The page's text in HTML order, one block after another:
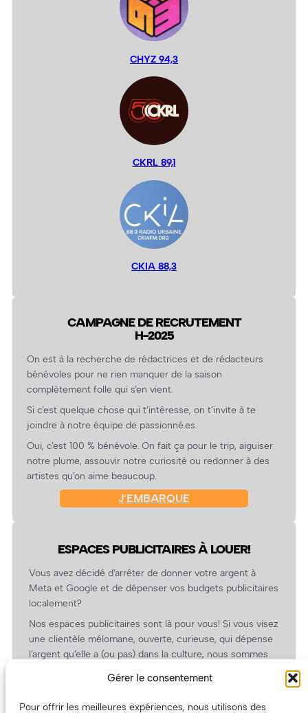
Gérer le consentement
Pour offrir les meilleures expériences, nous utilisons des
CHYZ 94,3
CKRL 89,1
CKIA 88,3
CAMPAGNE DE RECRUTEMENT
H-2025
On est à la recherche de rédactrices et de rédacteurs
bénévoles pour ne rien manquer de la saison
complètement folle qui s’en vient.
Si c’est quelque chose qui t’intéresse, on t’invite à te
joindre à notre équipe de passionné.es.
Oui, c’est 100 % bénévole. On fait ça pour le trip, aiguiser
notre plume, assouvir notre curiosité ou redonner à des
artistes qu’on aime beaucoup.
J’EMBARQUE
ESPACES PUBLICITAIRES À LOUER!
Vous avez décidé d’arrêter de donner votre argent à
Meta et Google et de dépenser vos budgets publicitaires
localement?
Nos espaces publicitaires sont là pour vous! Si vous visez
une clientèle mélomane, ouverte, curieuse, qui dépense
l’argent qu’elle a (ou pas) dans la culture, nous sommes
revient.